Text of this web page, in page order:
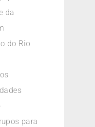
da
do Rio
para